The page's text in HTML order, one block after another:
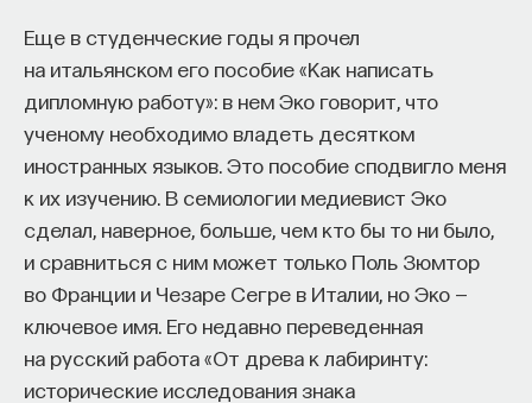
Еще в студенческие годы я прочел
на итальянском его пособие «Как написать
дипломную работу»: в нем Эко говорит, что
ученому необходимо владеть десятком
иностранных языков. Это пособие сподвигло меня
к их изучению. В семиологии медиевист Эко
сделал, наверное, больше, чем кто бы то ни было,
и сравниться с ним может только Поль Зюмтор
во Франции и Чезаре Сегре в Италии, но Эко —
ключевое имя. Его недавно переведенная
на русский работа «От древа к лабиринту:
исторические исследования знака
Специалисты сталкиваются с тремя ключевыми
Недостаток информации о глобальных
индустриях и карьерных возможностях
мешает поиску подходящих ваканси; ​
Непрозрачные механизмы в инновационных
компаниях усложняют процесс
трудоустройства​;
Стереотипы не позволяют эффективно
конкурировать на международном рынке​.